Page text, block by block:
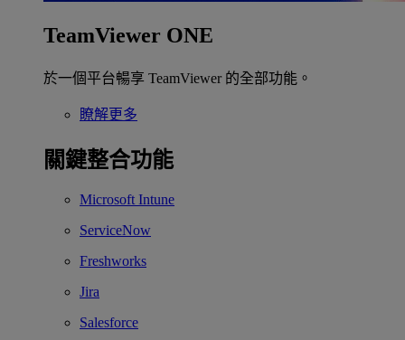
TeamViewer ONE
於一個平台暢享 TeamViewer 的全部功能。
瞭解更多
關鍵整合功能
Microsoft Intune
ServiceNow
Freshworks
Jira
Salesforce